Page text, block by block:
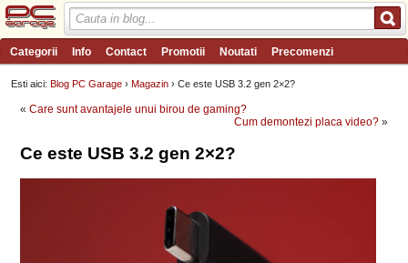
Categorii Info Contact Promotii Noutati Precomenzi
Review-uri Wishlist PC Garage TV Forum Blog
Esti aici:Blog PC Garage ›Magazin › Ce este USB 3.2 gen 2×2?
«Care sunt avantajele unui birou de gaming?
Cum demontezi placa video?»
Ce este USB 3.2 gen 2×2?